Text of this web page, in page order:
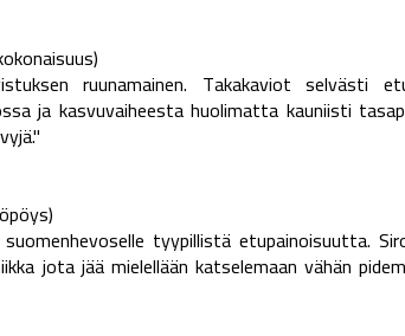
ruunamainen. Takakaviot selvästi
ja kasvuvaiheesta huolimatta kauniisti
tyypillistä etupainoisuutta.
jota jää mielellään katselemaan vähän